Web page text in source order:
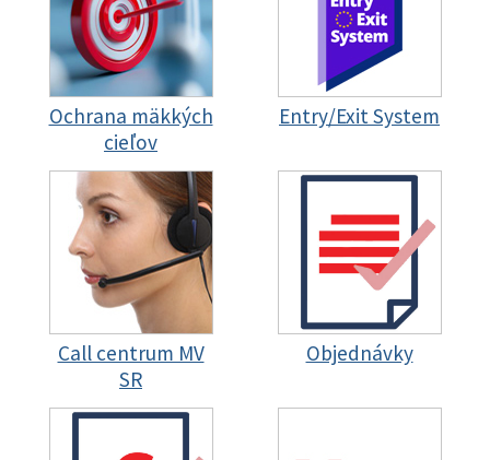
Ochrana mäkkých
cieľov
Entry/Exit System
Call centrum MV
SR
Objednávky